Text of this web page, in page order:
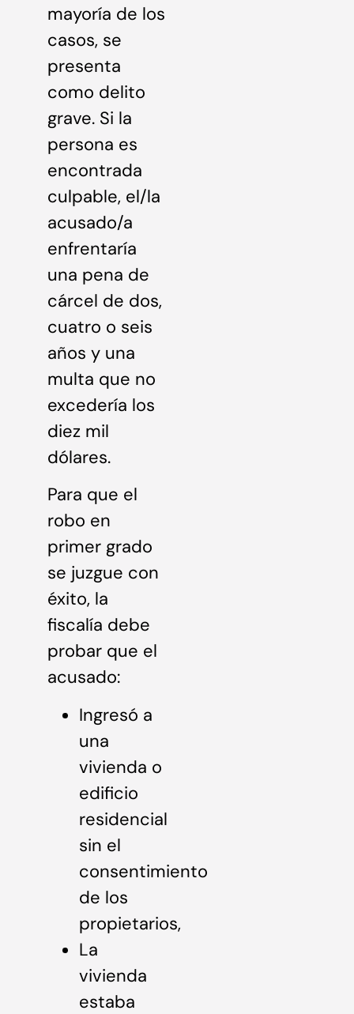
mayoría de los
casos, se
presenta
como delito
grave. Si la
persona es
encontrada
culpable, el/la
acusado/a
enfrentaría
una pena de
cárcel de dos,
cuatro o seis
años y una
multa que no
excedería los
diez mil
dólares.
Para que el
robo en
primer grado
se juzgue con
éxito, la
fiscalía debe
probar que el
acusado:
Ingresó a
una
vivienda o
edificio
residencial
sin el
consentimiento
de los
propietarios,
La
vivienda
estaba